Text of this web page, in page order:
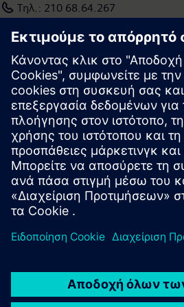
σχεδόν 379.000 εργαζομένους σε όλο
Περισσότερες πληροφορίες είναι
www.siemens.com
Τηλ.: 210 68.64.267
elisavet.sachinidou@siemens.com
Press | Company | Siemens
© Siemens 1996 – 2026
Corporate Information
Privacy Policy
Cookie Notice